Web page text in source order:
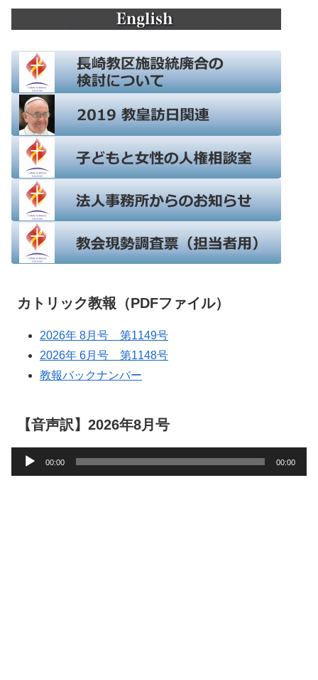
カトリック教報（PDFファイル）
2026年 8月号 第1149号
2026年 6月号 第1148号
教報バックナンバー
【音声訳】2026年8月号
声
00:00 00:00